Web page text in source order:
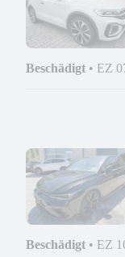
Beschädigt • EZ
Beschädigt • EZ